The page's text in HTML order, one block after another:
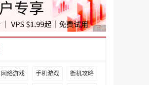
广告 商业广告，理性
网络游戏 手机游戏 街机攻略